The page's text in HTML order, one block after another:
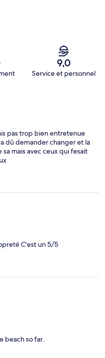
9,0
Service et personnel
pas trop bien entretenue
dû demander changer et la
mais avec ceux qui fesait
C'est un 5/5
beach so far.